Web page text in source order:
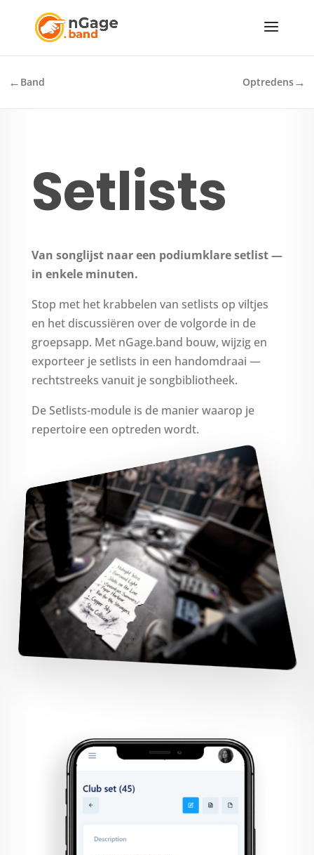
← Band Optredens→
Setlists
Van songlijst naar een podiumklare setlist —
in enkele minuten.
Stop met het krabbelen van setlists op viltjes
en het discussiëren over de volgorde in de
groepsapp. Met nGage.band bouw, wijzig en
exporteer je setlists in een handomdraai —
rechtstreeks vanuit je songbibliotheek.
De Setlists-module is de manier waarop je
repertoire een optreden wordt.